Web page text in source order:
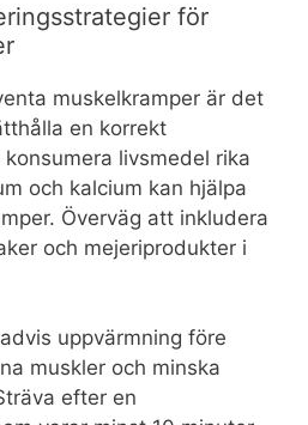
för
muskelkramper är det
en korrekt
livsmedel rika
och kalcium kan hjälpa
Överväg att inkludera
och mejeriprodukter i
uppvärmning före
muskler och minska
efter en